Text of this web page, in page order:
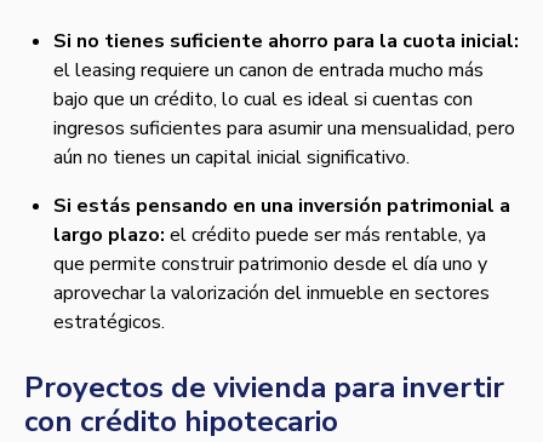
Si no tienes suficiente ahorro para la cuota inicial:
el leasing requiere un canon de entrada mucho más
bajo que un crédito, lo cual es ideal si cuentas con
ingresos suficientes para asumir una mensualidad, pero
aún no tienes un capital inicial significativo.
Si estás pensando en una inversión patrimonial a
largo plazo: el crédito puede ser más rentable, ya
que permite construir patrimonio desde el día uno y
aprovechar la valorización del inmueble en sectores
estratégicos.
Proyectos de vivienda para invertir
con crédito hipotecario